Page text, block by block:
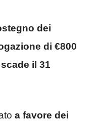
dei
di €800
il 31
a favore dei